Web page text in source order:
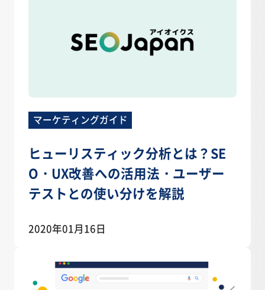
マーケティングガイド
ヒューリスティック分析とは？SE
O・UX改善への活用法・ユーザー
テストとの使い分けを解説
2020年01月16日